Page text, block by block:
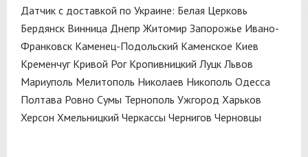
Датчик с доставкой по Украине: Белая Церковь
Бердянск Винница Днепр Житомир Запорожье Ивано-
Франковск Каменец-Подольский Каменское Киев
Кременчуг Кривой Рог Кропивницкий Луцк Львов
Мариуполь Мелитополь Николаев Никополь Одесса
Полтава Ровно Сумы Тернополь Ужгород Харьков
Херсон Хмельницкий Черкассы Чернигов Черновцы